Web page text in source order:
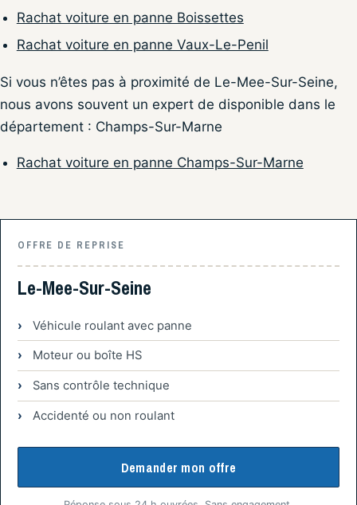
Rachat voiture en panne Boissettes
Rachat voiture en panne Vaux-Le-Penil
Si vous n’êtes pas à proximité de Le-Mee-Sur-Seine,
nous avons souvent un expert de disponible dans le
département : Champs-Sur-Marne
Rachat voiture en panne Champs-Sur-Marne
OFFRE DE REPRISE
Le-Mee-Sur-Seine
Véhicule roulant avec panne
Moteur ou boîte HS
Sans contrôle technique
Accidenté ou non roulant
Demander mon offre